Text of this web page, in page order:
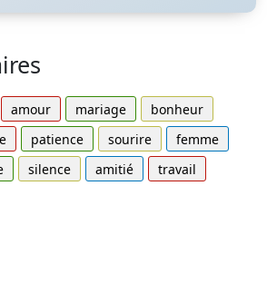
amour mariage
bonheur
patience sourire
femme
silence amitié
travail